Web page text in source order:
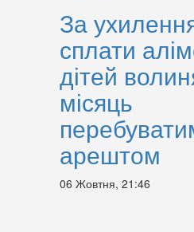
За
сплати
дітей
місяць
арештом
06 Жовтня, 21:46